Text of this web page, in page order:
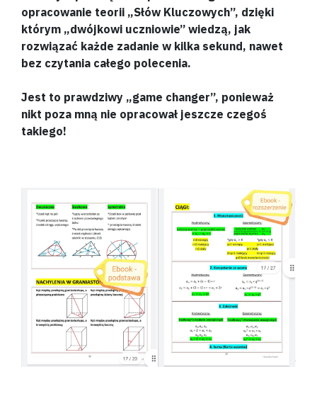
opracowanie teorii „Słów Kluczowych”, dzięki
którym „dwójkowi uczniowie” wiedzą, jak
rozwiązać każde zadanie w kilka sekund, nawet
bez czytania całego polecenia.
Jest to prawdziwy „game changer”, ponieważ
nikt poza mną nie opracował jeszcze czegoś
takiego!